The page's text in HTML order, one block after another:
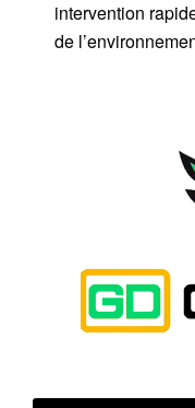
intervention
de